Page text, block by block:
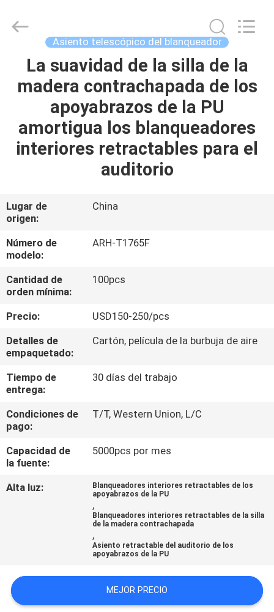
HOGAR
PRODUCTOS
SOBRE
VIAJE
DE
LA
FÁBRICA
DE
CALIDAD
ÉNTRENOS
EN
CONTACTO
CON
BLOG
MAPA
Commercial
Co.,Ltd.
Asiento telescópico del blanqueador
La suavidad de la silla de la
madera contrachapada de los
apoyabrazos de la PU
amortigua los blanqueadores
interiores retractables para el
auditorio
Lugar de
origen:
China
Número de
modelo:
ARH-T1765F
Cantidad de
orden mínima:
100pcs
Precio:
USD150-250/pcs
Detalles de
empaquetado:
Cartón, película de la burbuja de aire
Tiempo de
entrega:
30 días del trabajo
Condiciones de
pago:
T/T, Western Union, L/C
Capacidad de
la fuente:
5000pcs por mes
Alta luz:
Blanqueadores interiores retractables de los
apoyabrazos de la PU
,
Blanqueadores interiores retractables de la silla
de la madera contrachapada
,
Asiento retractable del auditorio de los
apoyabrazos de la PU
MEJOR PRECIO